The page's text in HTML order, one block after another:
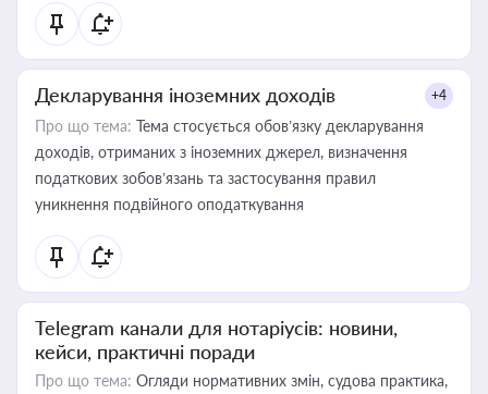
Декларування іноземних доходів +4
Про що тема: Тема стосується обов’язку декларування
доходів, отриманих з іноземних джерел, визначення
податкових зобов’язань та застосування правил
уникнення подвійного оподаткування
Telegram канали для нотаріусів: новини,
кейси, практичні поради
Про що тема: Огляди нормативних змін, судова практика,